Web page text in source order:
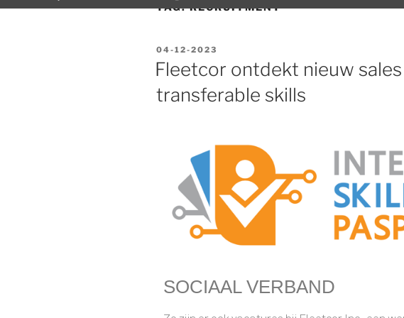
TAG:RECRUITMENT
04-12-2023
Fleetcor ontdekt nieuw
transferable skills
SOCIAAL VERBAND